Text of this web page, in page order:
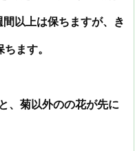
以上は保ちますが、き
ます。
、菊以外のの花が先に